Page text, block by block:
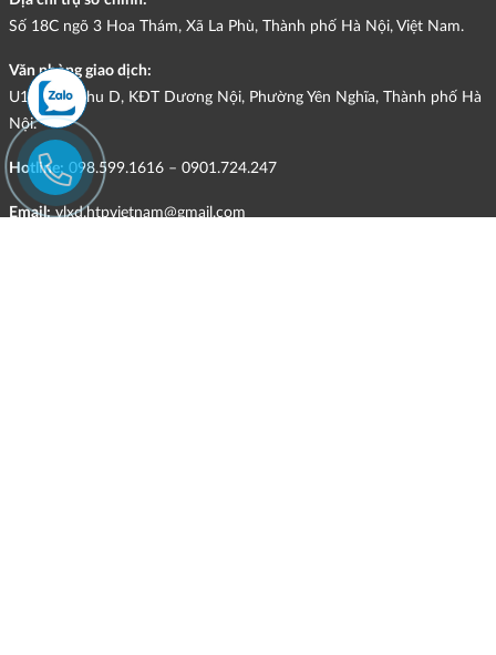
Số 18C ngõ 3 Hoa Thám, Xã La Phù, Thành phố Hà Nội, Việt Nam.
Văn phòng giao dịch:
U12-L09, Khu D, KĐT Dương Nội, Phường Yên Nghĩa, Thành phố Hà
Nội.
Hotline: 098.599.1616 – 0901.724.247
Email: vlxd.htpvietnam@gmail.com